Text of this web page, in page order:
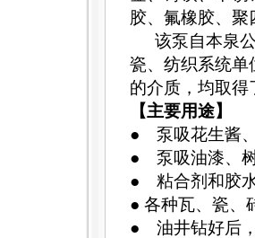
胶、氟橡胶、
该泵自本泉
瓷、纺织系统单
的介质，均取
【主要用途】
● 泵吸花生酱
● 泵吸油漆、
● 粘合剂和胶
● 各种瓦、瓷、
● 油井钻好后